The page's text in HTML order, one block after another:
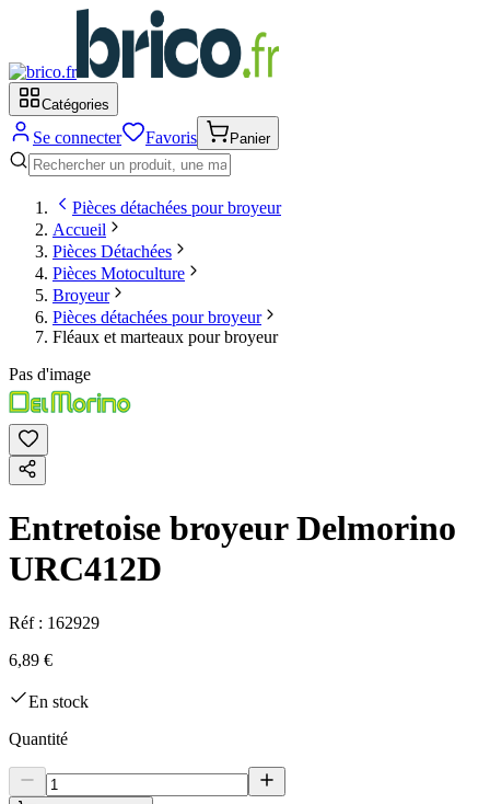
Catégories
Se connecter Favoris Panier
Pièces détachées pour broyeur
Accueil
Pièces Détachées
Pièces Motoculture
Broyeur
Pièces détachées pour broyeur
Fléaux et marteaux pour broyeur
Pas d'image
Entretoise broyeur Delmorino
URC412D
Réf : 162929
6,89 €
En stock
Quantité